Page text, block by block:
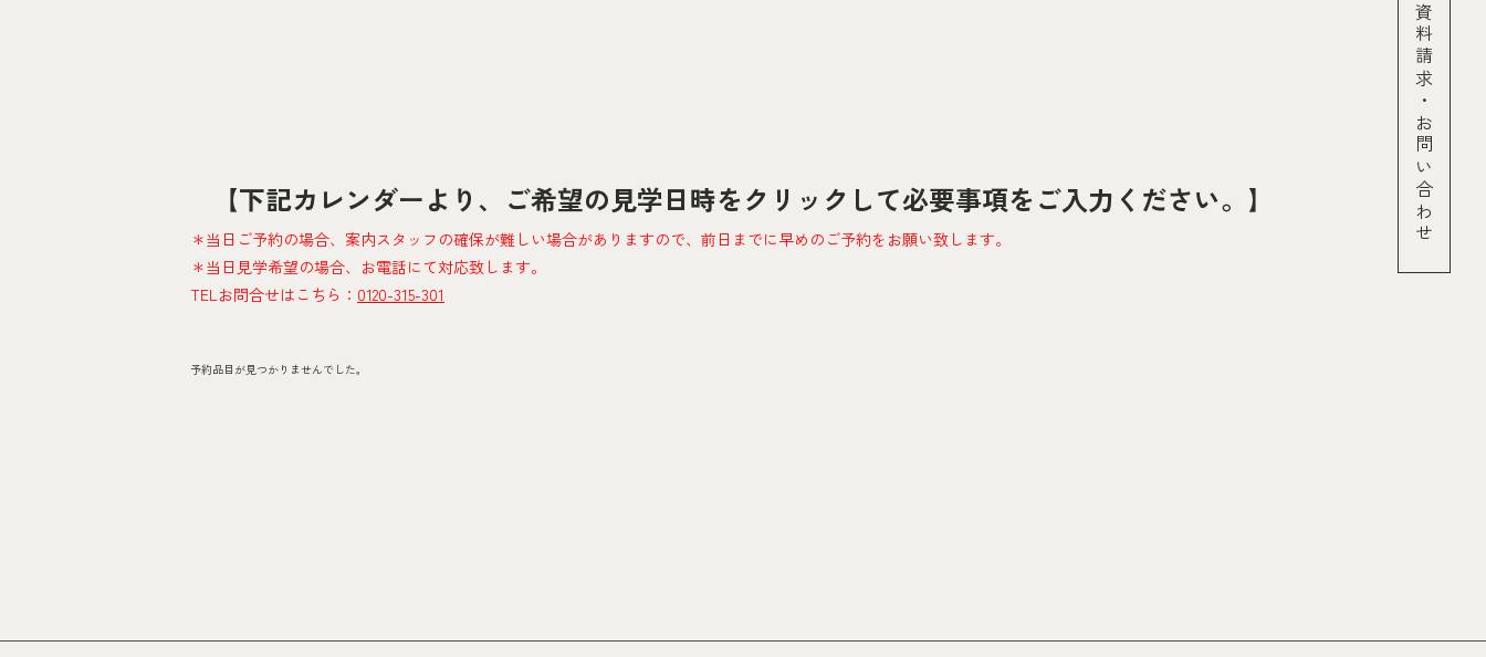
資料請求
・
お問い合わせ
【下記カレンダーより、ご希望の見学日時をクリックして必要事項をご入力ください。】
＊当日ご予約の場合、案内スタッフの確保が難しい場合がありますので、前日までに早めのご予約をお願い致します。
＊当日見学希望の場合、お電話にて対応致します。
TELお問合せはこちら： 0120-315-301
予約品目が見つかりませんでした。